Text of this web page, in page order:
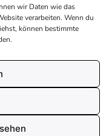
wir Daten wie das
verarbeiten. Wenn du
können bestimmte
vorbehalten. Made with